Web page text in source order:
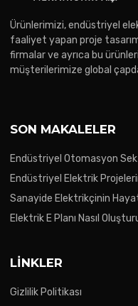
Ürünlerimizi, endüstriyel
faaliyet yapan proje
firmalar ve ayrıca bu
müşterilerimize global
SON MAKALELER
Endüstriyel Otomasyon
Endüstriyel Elektrik
Sanayide Elektrikçinin
Elektrik E Planı Nasıl
LINKLER
Gizlilik Politikası